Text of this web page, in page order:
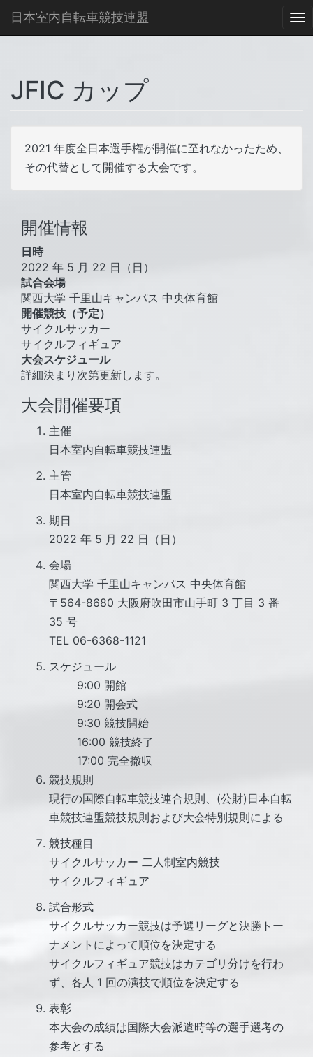
日本室内自転車競技連盟
JFIC カップ
2021 年度全日本選手権が開催に至れなかったため、
その代替として開催する大会です。
開催情報
日時
2022 年 5 月 22 日（日）
試合会場
関西大学 千里山キャンパス 中央体育館
開催競技（予定）
サイクルサッカー
サイクルフィギュア
大会スケジュール
詳細決まり次第更新します。
大会開催要項
主催
日本室内自転車競技連盟
主管
日本室内自転車競技連盟
期日
2022 年 5 月 22 日（日）
会場
関西大学 千里山キャンパス 中央体育館
〒564-8680 大阪府吹田市山手町 3 丁目 3 番
35 号
TEL 06-6368-1121
スケジュール
9:00 開館
9:20 開会式
9:30 競技開始
16:00 競技終了
17:00 完全撤収
競技規則
現行の国際自転車競技連合規則、(公財)日本自転
車競技連盟競技規則および大会特別規則による
競技種目
サイクルサッカー 二人制室内競技
サイクルフィギュア
試合形式
サイクルサッカー競技は予選リーグと決勝トー
ナメントによって順位を決定する
サイクルフィギュア競技はカテゴリ分けを行わ
ず、各人 1 回の演技で順位を決定する
表彰
本大会の成績は国際大会派遣時等の選手選考の
参考とする